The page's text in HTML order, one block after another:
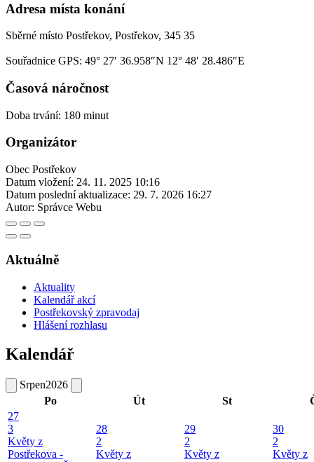
Adresa místa konání
Sběrné místo Postřekov, Postřekov, 345 35
Souřadnice GPS: 49° 27′ 36.958″N 12° 48′ 28.486″E
Časová náročnost
Doba trvání: 180 minut
Organizátor
Obec Postřekov
Datum vložení: 24. 11. 2025 10:16
Datum poslední aktualizace: 29. 7. 2026 16:27
Autor: Správce Webu
Aktuálně
Aktuality
Kalendář akcí
Postřekovský zpravodaj
Hlášení rozhlasu
Kalendář
Srpen2026
Po
Út St
27
3
Květy z
Postřekova -
28
2
Květy z
29
2
Květy z
30
2
Květy z